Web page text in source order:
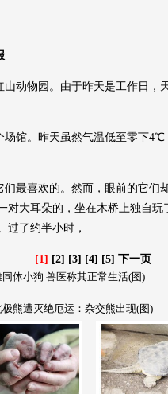
物园。由于昨天是工作日，
馆。昨天虽然气温低至零下4℃
喜欢的。然而，眼前的它们
对大耳朵的，坐在木桥上独自
过了约半小时，
[1] [2] [3] [4] [5] 下一页
体小狗 兽医称其正常生活(图)
熊遭灭绝厄运：杂交熊出现(图)